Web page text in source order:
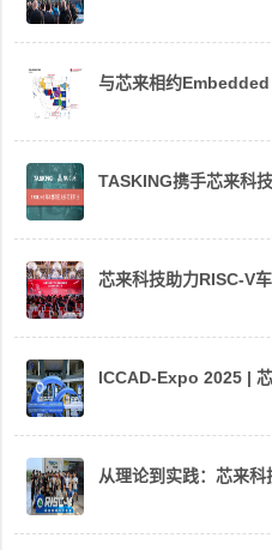
与芯来相约
TASKING携手芯来科
芯来科技助力RISC-V
ICCAD-Expo 2025 |
从理论到实践：芯来